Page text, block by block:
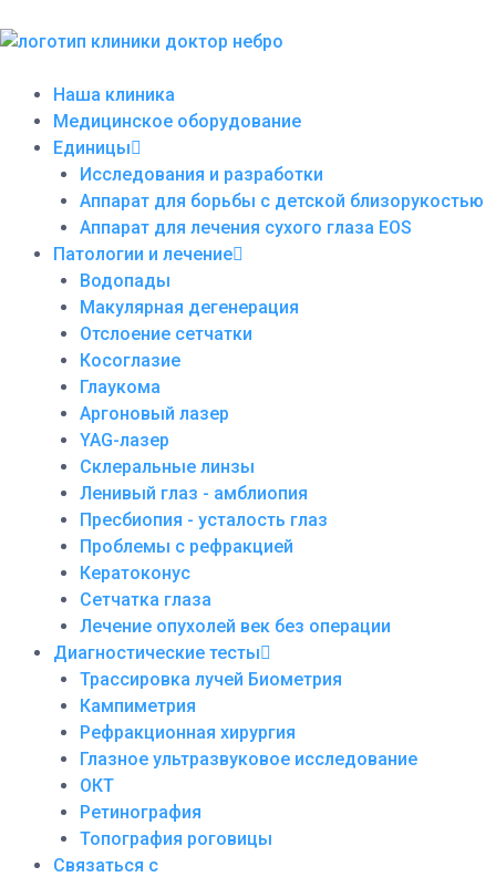
к
Наша клиника
Медицинское оборудование
Единицы
Исследования и разработки
Аппарат для борьбы с детской близорукостью
Аппарат для лечения сухого глаза EOS
Патологии и лечение
Водопады
Макулярная дегенерация
Отслоение сетчатки
Косоглазие
Глаукома
Аргоновый лазер
YAG-лазер
Склеральные линзы
Ленивый глаз - амблиопия
Пресбиопия - усталость глаз
Проблемы с рефракцией
Кератоконус
Сетчатка глаза
Лечение опухолей век без операции
Диагностические тесты
Трассировка лучей Биометрия
Кампиметрия
Рефракционная хирургия
Глазное ультразвуковое исследование
ОКТ
Ретинография
Топография роговицы
Связаться с